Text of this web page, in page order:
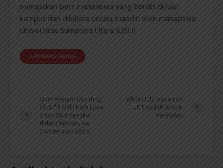
merupakan pers mahasiswa yang berdiri di luar
kampus dan dikelola secara mandiri oleh mahasiswa
Universitas Sumatera Utara (USU).
LIHAT SEMUA ARTIKEL
UKM Meriam Debating
Club FH USU Raih Juara
2 dan Best Speaker
dalam Semar Law
Competition 2024
WR II USU: Kenaikan
UKT Sudah Sesuai
Peraturan